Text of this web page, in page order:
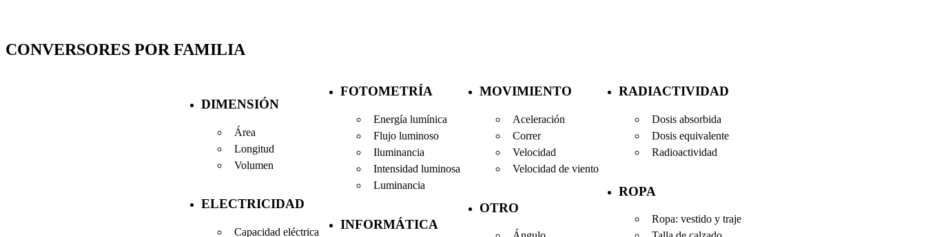
CONVERSORES POR FAMILIA
DIMENSIÓN
Área
Longitud
Volumen
ELECTRICIDAD
Capacidad eléctrica
FOTOMETRÍA
Energía lumínica
Flujo luminoso
Iluminancia
Intensidad luminosa
Luminancia
INFORMÁTICA
MOVIMIENTO
Aceleración
Correr
Velocidad
Velocidad de viento
OTRO
RADIACTIVIDAD
Dosis absorbida
Dosis equivalente
Radioactividad
ROPA
Ropa: vestido y traje